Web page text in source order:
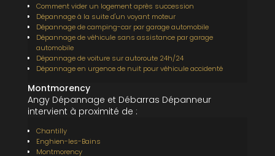
Comment vider un logement après succession
Dépannage à la suite d'un voyant moteur
Dépannage de camping-car par garage automobile
Dépannage de véhicule sans assistance par garage
automobile
Dépannage de voiture sur autoroute 24h/24
Dépannage en urgence de nuit pour véhicule accidenté
Montmorency
Angy Dépannage et Débarras Dépanneur
intervient à proximité de :
Chantilly
Enghien-les-Bains
Montmorency